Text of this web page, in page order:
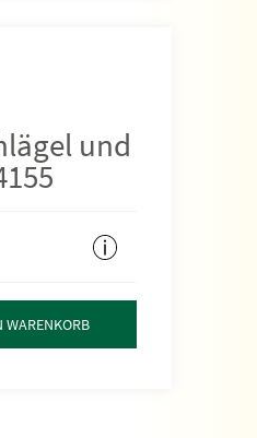
und
WARENKORB